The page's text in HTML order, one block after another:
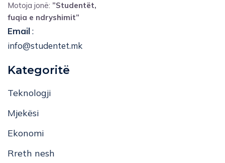
Motoja jonë: ”Studentët,
fuqia e ndryshimit”
Email:
info@studentet.mk
Kategoritë
Teknologji
Mjekësi
Ekonomi
Rreth nesh